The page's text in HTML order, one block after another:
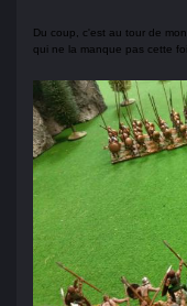
Du coup, c'est au tour de
qui ne la manque pas cette